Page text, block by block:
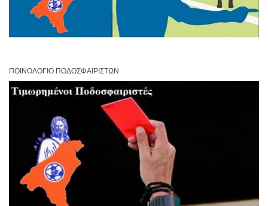
ΠΟΙΝΟΛΌΓΙΟ ΠΟΔΟΣΦΑΙΡΙΣΤΏΝ